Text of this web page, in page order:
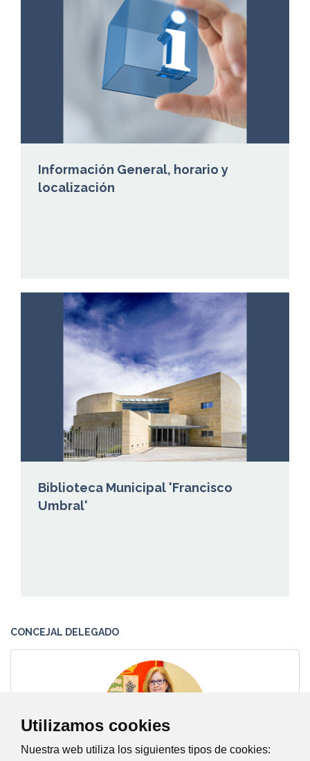
Utilizamos cookies
Nuestra web utiliza los siguientes tipos de cookies:
Información General, horario y
localización
Biblioteca Municipal 'Francisco
Umbral'
CONCEJAL DELEGADO